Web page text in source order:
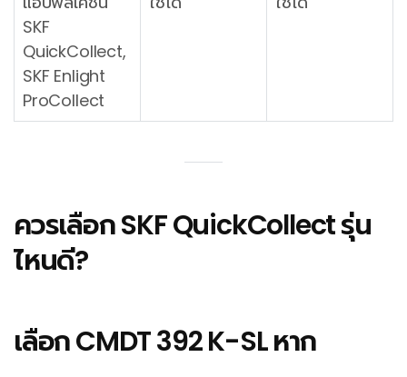
SKF
QuickCollect,
SKF Enlight
ProCollect
ควรเลือก SKF QuickCollect รุ่น
ไหนดี?
เลือก CMDT 392 K-SL หาก